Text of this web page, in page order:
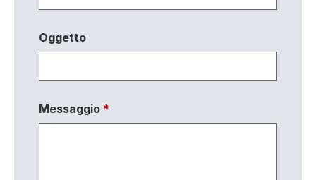
Oggetto
Messaggio *